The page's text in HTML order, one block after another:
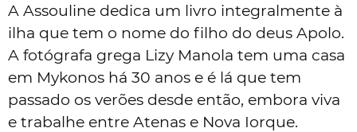
A Assouline dedica um livro integralmente à
ilha que tem o nome do filho do deus Apolo.
A fotógrafa grega Lizy Manola tem uma casa
em Mykonos há 30 anos e é lá que tem
passado os verões desde então, embora viva
e trabalhe entre Atenas e Nova Iorque.